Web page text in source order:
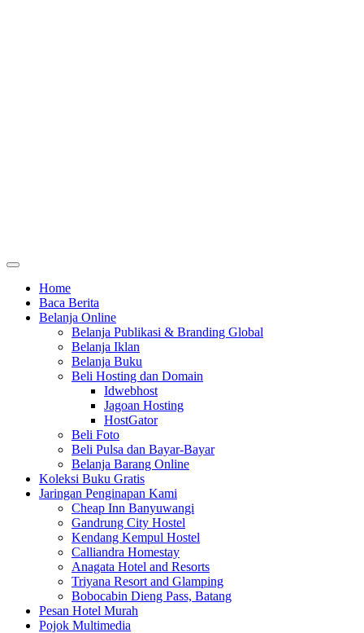
Home
Baca Berita
Belanja Online
Belanja Publikasi & Branding Global
Belanja Iklan
Belanja Buku
Beli Hosting dan Domain
Idwebhost
Jagoan Hosting
HostGator
Beli Foto
Beli Pulsa dan Bayar-Bayar
Belanja Barang Online
Koleksi Buku Gratis
Jaringan Penginapan Kami
Cheap Inn Banyuwangi
Gandrung City Hostel
Kendang Kempul Hostel
Calliandra Homestay
Anagata Hotel and Resorts
Triyana Resort and Glamping
Bobocabin Dieng Pass, Batang
Pesan Hotel Murah
Pojok Multimedia